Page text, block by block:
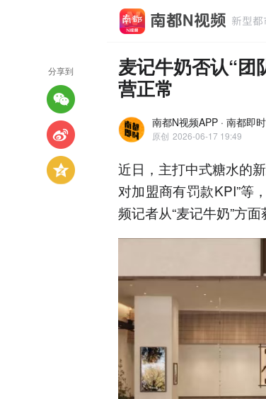
麦记牛奶否认“团
营正常
南都N视频APP · 南都即时
原创 2026-06-17 19:49
近日，主打中式糖水的
对加盟商有罚款KPI”等
频记者从“麦记牛奶”方
分享到